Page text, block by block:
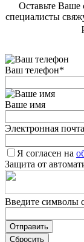
Оставьте
специалисты
Ваш телефон*
Ваше имя
Электронная почта
Я согласен на
Защита от
Введите символы